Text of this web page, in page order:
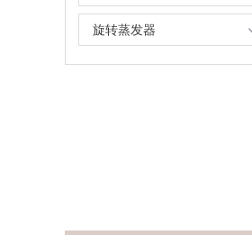
旋转蒸发器